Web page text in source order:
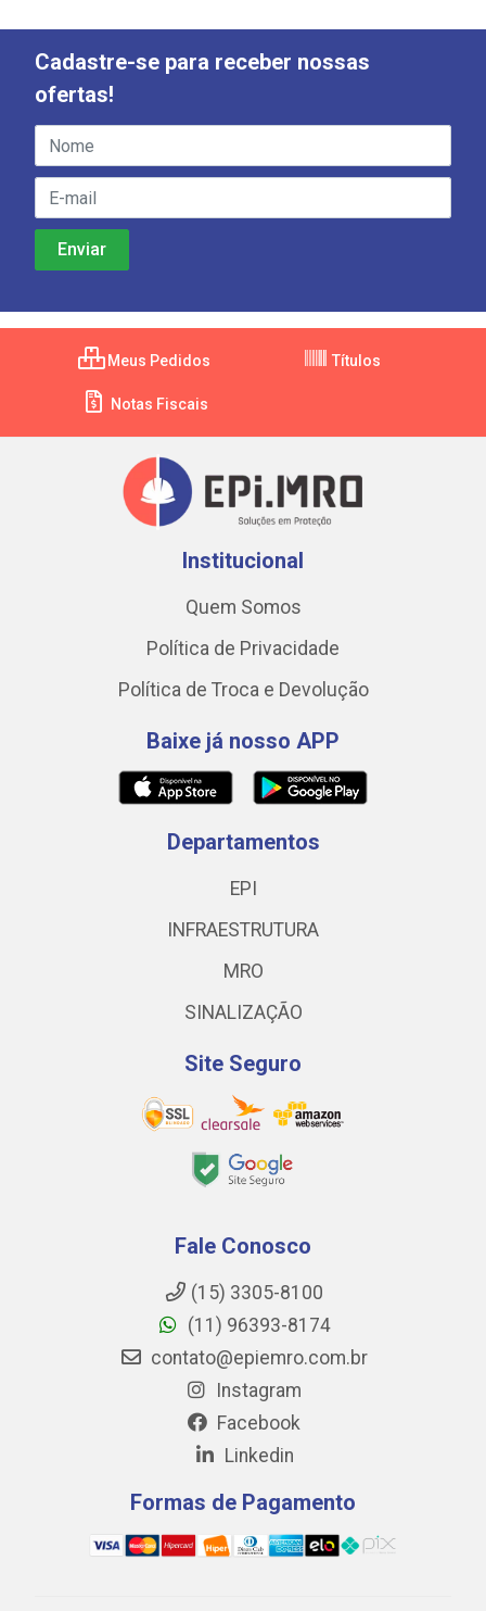
Cadastre-se para receber nossas
ofertas!
Meus Pedidos Títulos
Notas Fiscais
Institucional
Quem Somos
Política de Privacidade
Política de Troca e Devolução
Baixe já nosso APP
Departamentos
EPI
INFRAESTRUTURA
MRO
SINALIZAÇÃO
Site Seguro
Fale Conosco
(15) 3305-8100
(11) 96393-8174
contato@epiemro.com.br
Instagram
Facebook
Linkedin
Formas de Pagamento